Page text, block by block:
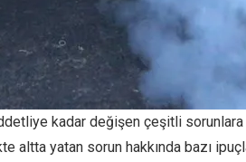
kadar değişen çeşitli sorunlara
altta yatan sorun hakkında bazı